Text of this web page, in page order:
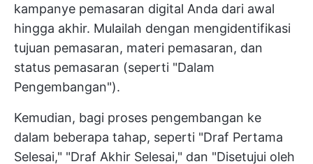
kampanye pemasaran digital Anda dari awal
hingga akhir. Mulailah dengan mengidentifikasi
tujuan pemasaran, materi pemasaran, dan
status pemasaran (seperti "Dalam
Pengembangan").
Kemudian, bagi proses pengembangan ke
dalam beberapa tahap, seperti "Draf Pertama
Selesai," "Draf Akhir Selesai," dan "Disetujui oleh